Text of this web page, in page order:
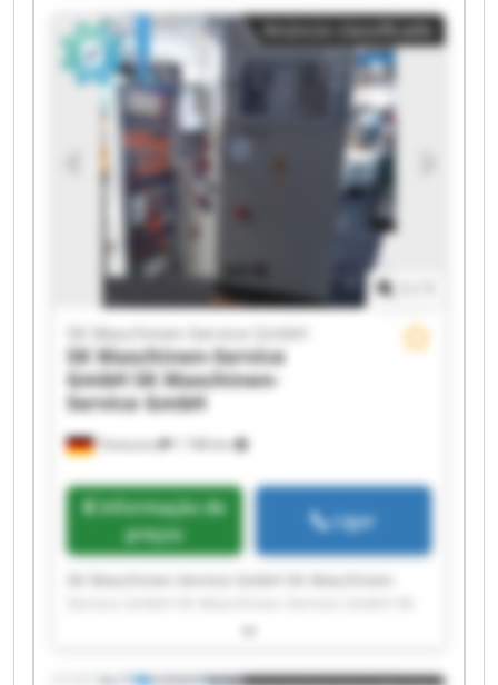
Maschinen-Service GmbH SK Maschinen-Service
GmbH SK Maschinen-Service GmbH SK
Maschinen-Service GmbH SK Maschinen-Service
GmbH SK Maschinen-Service GmbH SK
Maschinen-Service GmbH SK Maschinen-Service
GmbH SK Maschinen-Service GmbH SK
Maschinen-Service GmbH SK Maschinen-Service
GmbH SK Maschinen-Service GmbH SK
Maschinen-Service GmbH SK Maschinen-Service
Tönisvorst 1 748 km
SK Maschinen-Service GmbH
SK Maschinen-Service
GmbH SK Maschinen-
Service GmbH
Informação de
preços
Ligar
Maschinen-Service GmbH SK Maschinen-Service
Maschinen-Service GmbH SK Maschinen-Service